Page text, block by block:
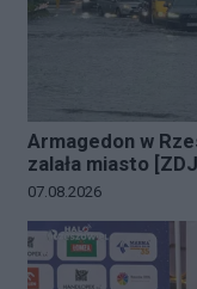
Armagedon w
zalała miasto
Data dodania galerii:
07.08.2026